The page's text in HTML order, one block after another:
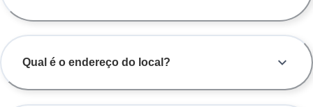
Qual é o endereço do local?